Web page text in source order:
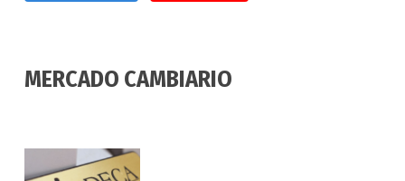
MERCADO CAMBIARIO